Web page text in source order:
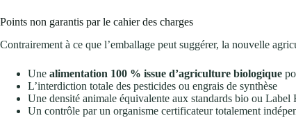
Points non garantis par le cahier des charges
Contrairement à ce que l’emballage peut suggérer, la nouvelle
Une alimentation 100 % issue d’agriculture biologique
L’interdiction totale des pesticides ou engrais de synthèse
Une densité animale équivalente aux standards bio ou Label
Un contrôle par un organisme certificateur totalement